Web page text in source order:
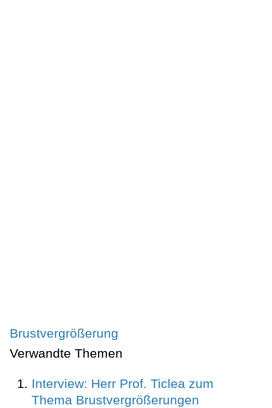
Brustvergrößerung
Verwandte Themen
Interview: Herr Prof. Ticlea zum
Thema Brustvergrößerungen